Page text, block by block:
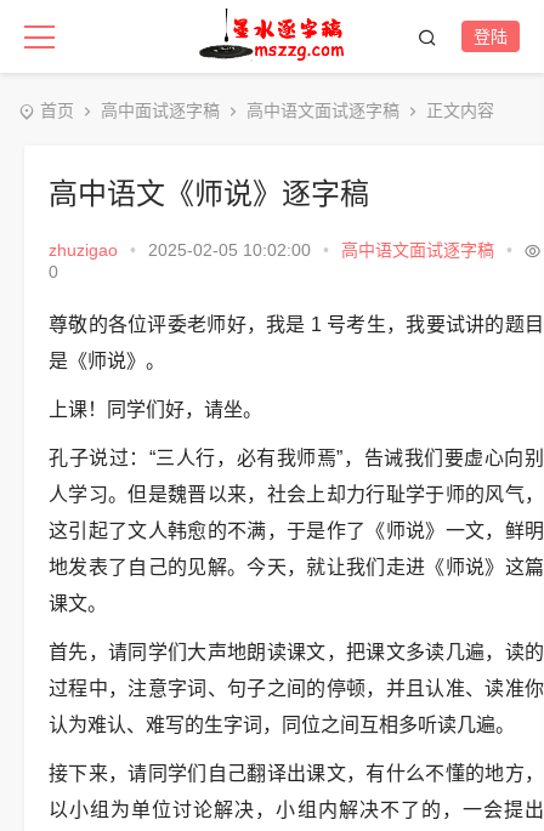
登陆
首页 高中面试逐字稿 高中语文面试逐字稿 正文内容
高中语文《师说》逐字稿
zhuzigao • 2025-02-05 10:02:00 • 高中语文面试逐字稿
•
0
尊敬的各位评委老师好，我是 1 号考生，我要试讲的题目
是《师说》。
上课！同学们好，请坐。
孔子说过：“三人行，必有我师焉”，告诫我们要虚心向别
人学习。但是魏晋以来，社会上却力行耻学于师的风气，
这引起了文人韩愈的不满，于是作了《师说》一文，鲜明
地发表了自己的见解。今天，就让我们走进《师说》这篇
课文。
首先，请同学们大声地朗读课文，把课文多读几遍，读的
过程中，注意字词、句子之间的停顿，并且认准、读准你
认为难认、难写的生字词，同位之间互相多听读几遍。
接下来，请同学们自己翻译出课文，有什么不懂的地方，
以小组为单位讨论解决，小组内解决不了的，一会提出